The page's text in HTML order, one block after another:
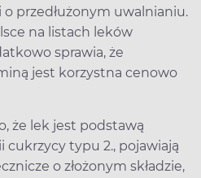
przedłużonym uwalnianiu.
na listach leków
sprawia, że
jest korzystna cenowo
że lek jest podstawą
typu 2., pojawiają
o złożonym składzie,